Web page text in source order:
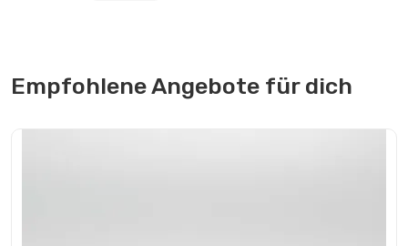
Empfohlene Angebote für dich